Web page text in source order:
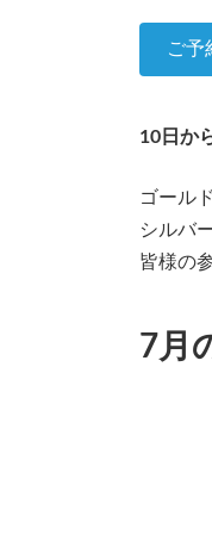
ご予
10日か
ゴール
シルバ
皆様の
7月